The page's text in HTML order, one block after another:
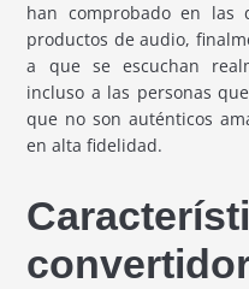
han comprobado en las
productos de audio,
a que se escuchan
incluso a las personas
que no son auténticos
en alta fidelidad.